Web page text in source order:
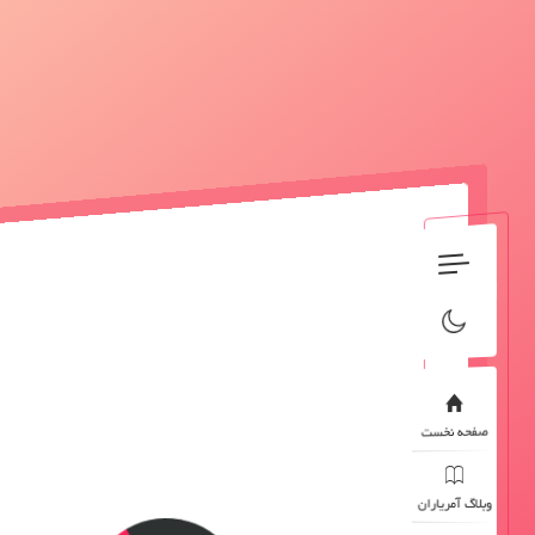
صفحه نخست
وبلاگ آمریاران